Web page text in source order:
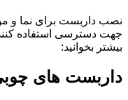
نصب داربست برای نما و
جهت دسترسی استفاده
بیشتر بخوانید:
داربست های